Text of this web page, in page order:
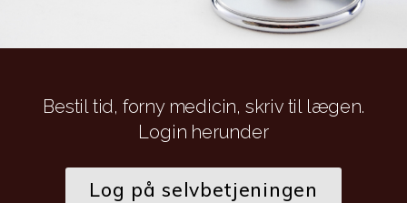
Bestil tid, forny medicin, skriv til lægen.
Login herunder
Log på selvbetjeningen